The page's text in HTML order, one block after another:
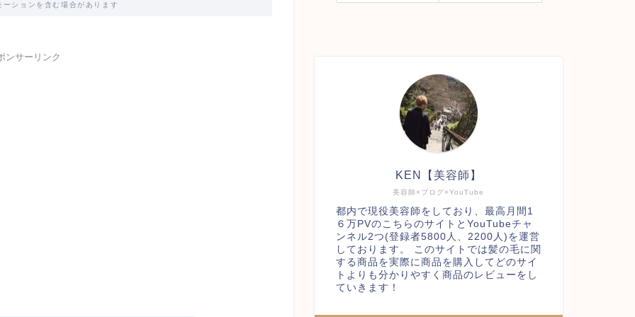
ーションを含む場合があります
ンサーリンク
美容師×ブログ×YouTube
KEN【美容師】
都内で現役美容師をしており、最高月間1
６万PVのこちらのサイトとYouTubeチャ
ンネル2つ(登録者5800人、2200人)を運営
しております。 このサイトでは髪の毛に関
する商品を実際に商品を購入してどのサイ
トよりも分かりやすく商品のレビューをし
ていきます！